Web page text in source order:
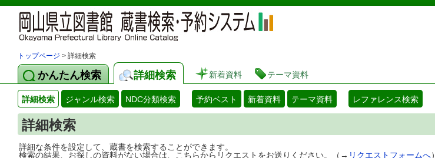
岡山県立図書館 蔵書検索・予約システム
トップページ > 詳細検索
かんたん検索 詳細検索 新着資料 テーマ資料
詳細検索 ジャンル検索 NDC分類検索 予約ベスト 新着資料 テーマ資料 レファレンス検索
詳細検索
詳細な条件を設定して、蔵書を検索することができます。
検索の結果、お探しの資料がない場合は、こちらからリクエストをお送りください。（→ リクエストフォームへ）